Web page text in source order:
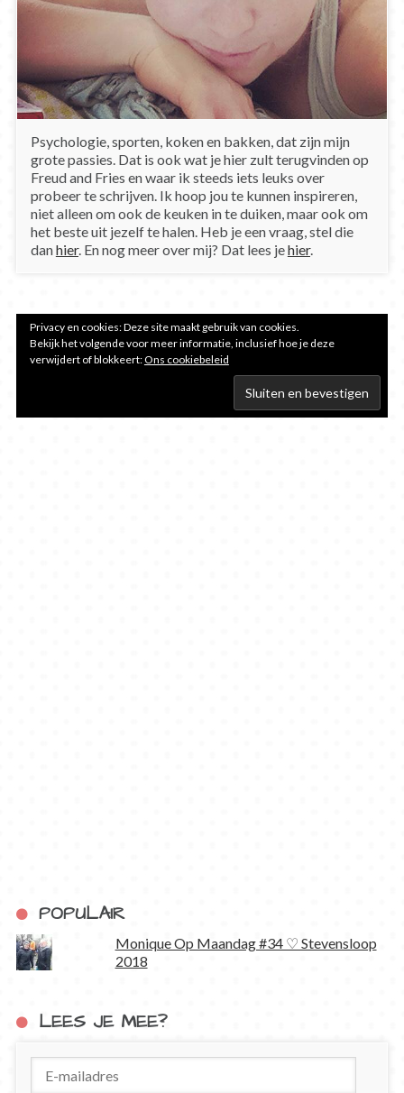
Psychologie, sporten, koken en bakken, dat zijn mijn
grote passies. Dat is ook wat je hier zult terugvinden op
Freud and Fries en waar ik steeds iets leuks over
probeer te schrijven. Ik hoop jou te kunnen inspireren,
niet alleen om ook de keuken in te duiken, maar ook om
het beste uit jezelf te halen. Heb je een vraag, stel die
danhier. En nog meer over mij? Dat lees jehier.
Privacy en cookies: Deze site maakt gebruik van cookies.
Bekijk het volgende voor meer informatie, inclusief hoe je deze
verwijdert of blokkeert:Ons cookiebeleid
POPULAIR
Monique Op Maandag #34 ♡ Stevensloop
2018
LEES JE MEE?
mailadres